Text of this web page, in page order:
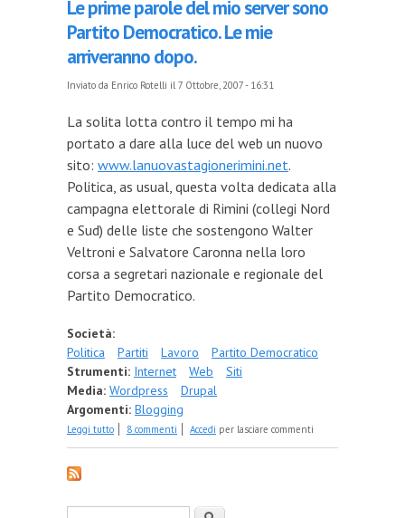
Le prime parole del mio server sono
Partito Democratico. Le mie
arriveranno dopo.
Inviato da Enrico Rotelli il 7 Ottobre, 2007 - 16:31
La solita lotta contro il tempo mi ha
portato a dare alla luce del web un nuovo
sito: www.lanuovastagionerimini.net.
Politica, as usual, questa volta dedicata alla
campagna elettorale di Rimini (collegi Nord
e Sud) delle liste che sostengono Walter
Veltroni e Salvatore Caronna nella loro
corsa a segretari nazionale e regionale del
Partito Democratico.
Società:
Politica
Partiti Lavoro
Partito Democratico
Strumenti: Internet Web
Siti
Media: Wordpress
Drupal
Argomenti: Blogging
Leggi tutto su Le prime parole del mio server sono Partito
8 commenti Accedi per lasciare commenti
Cerca